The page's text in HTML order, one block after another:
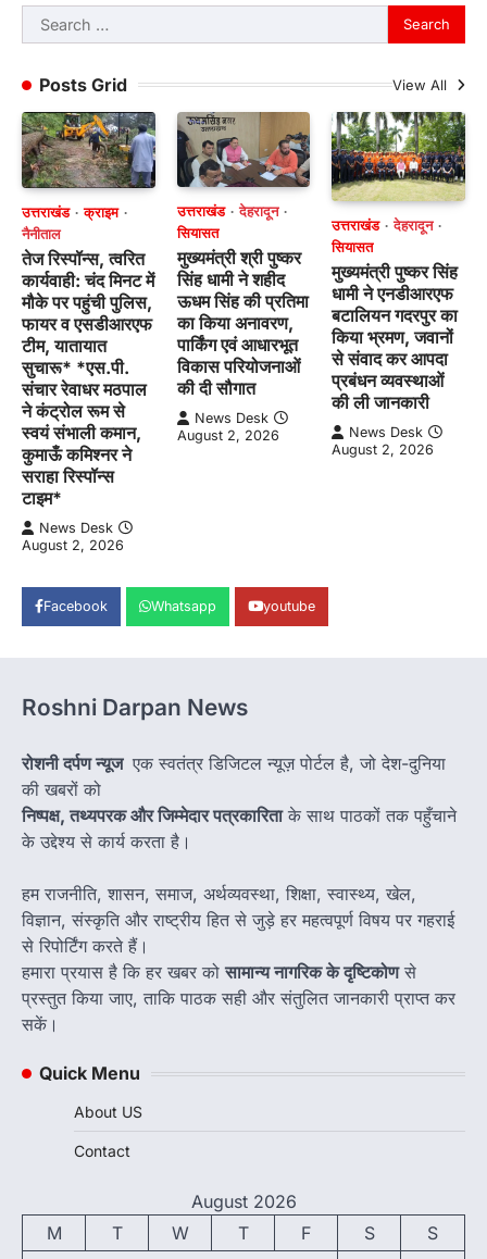
Search
for:
Posts Grid
View All
उत्तराखंड
क्राइम
नैनीताल
तेज रिस्पॉन्स, त्वरित
कार्यवाही: चंद मिनट में
मौके पर पहुंची पुलिस,
फायर व एसडीआरएफ
टीम, यातायात
सुचारू* *एस.पी.
संचार रेवाधर मठपाल
ने कंट्रोल रूम से
स्वयं संभाली कमान,
कुमाऊँ कमिश्नर ने
सराहा रिस्पॉन्स
टाइम*
News Desk
August 2, 2026
उत्तराखंड
देहरादून
सियासत
मुख्यमंत्री श्री पुष्कर
सिंह धामी ने शहीद
ऊधम सिंह की प्रतिमा
का किया अनावरण,
पार्किंग एवं आधारभूत
विकास परियोजनाओं
की दी सौगात
News Desk
August 2, 2026
उत्तराखंड
देहरादून
सियासत
मुख्यमंत्री पुष्कर सिंह
धामी ने एनडीआरएफ
बटालियन गदरपुर का
किया भ्रमण, जवानों
से संवाद कर आपदा
प्रबंधन व्यवस्थाओं
की ली जानकारी
News Desk
August 2, 2026
Facebook Whatsapp youtube
Roshni Darpan News
रोशनी दर्पण न्यूज एक स्वतंत्र डिजिटल न्यूज़ पोर्टल है, जो देश-दुनिया
की खबरों को
निष्पक्ष, तथ्यपरक और जिम्मेदार पत्रकारिताके साथ पाठकों तक पहुँचाने
के उद्देश्य से कार्य करता है।
हम राजनीति, शासन, समाज, अर्थव्यवस्था, शिक्षा, स्वास्थ्य, खेल,
विज्ञान, संस्कृति और राष्ट्रीय हित से जुड़े हर महत्वपूर्ण विषय पर गहराई
से रिपोर्टिंग करते हैं।
हमारा प्रयास है कि हर खबर कोसामान्य नागरिक के दृष्टिकोणसे
प्रस्तुत किया जाए, ताकि पाठक सही और संतुलित जानकारी प्राप्त कर
सकें।
Quick Menu
About US
Contact
August 2026
M
T W T F S
S